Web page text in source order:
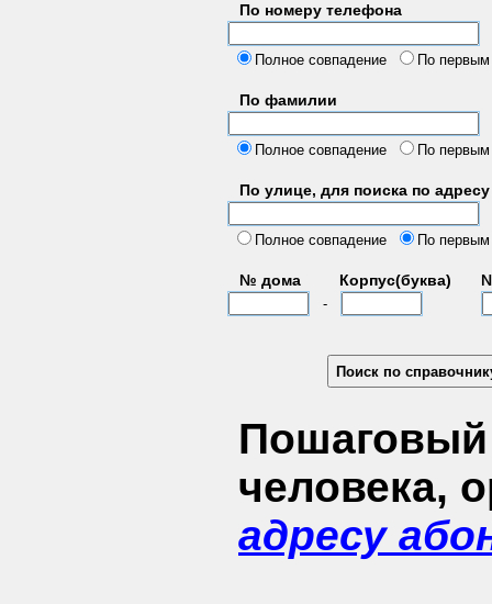
По номеру телефона
Полное совпадение
По
По фамилии
Полное совпадение По
По улице, для поиска по адресу
Полное совпадение
По
№ дома Корпус(буква)
-
Пошаговый
человека,
адресу